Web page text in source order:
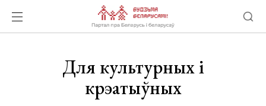
Для культурных і
крэатыўных